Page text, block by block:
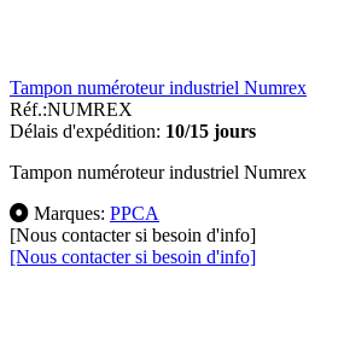
Tampon numéroteur industriel Numrex
Réf.:NUMREX
Délais d'expédition: 10/15 jours
Tampon numéroteur industriel Numrex
Marques: PPCA
[Nous contacter si besoin d'info]
[Nous contacter si besoin d'info]